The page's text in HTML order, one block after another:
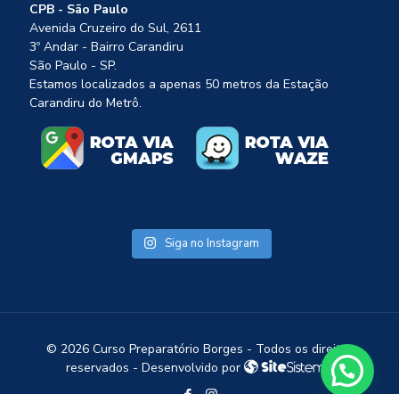
CPB - São Paulo
Avenida Cruzeiro do Sul, 2611
3º Andar - Bairro Carandiru
São Paulo - SP.
Estamos localizados a apenas 50 metros da Estação
Carandiru do Metrô.
Siga no Instagram
© 2026 Curso Preparatório Borges - Todos os direitos
reservados - Desenvolvido por